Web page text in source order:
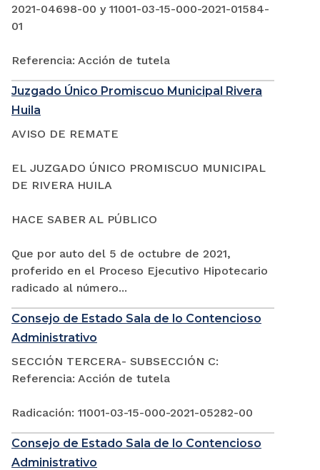
2021-04698-00 y 11001-03-15-000-2021-01584-
01
Referencia: Acción de tutela
Juzgado Único Promiscuo Municipal Rivera
Huila
AVISO DE REMATE
EL JUZGADO ÚNICO PROMISCUO MUNICIPAL
DE RIVERA HUILA
HACE SABER AL PÚBLICO
Que por auto del 5 de octubre de 2021,
proferido en el Proceso Ejecutivo Hipotecario
radicado al número...
Consejo de Estado Sala de lo Contencioso
Administrativo
SECCIÓN TERCERA- SUBSECCIÓN C:
Referencia: Acción de tutela
Radicación: 11001-03-15-000-2021-05282-00
Consejo de Estado Sala de lo Contencioso
Administrativo